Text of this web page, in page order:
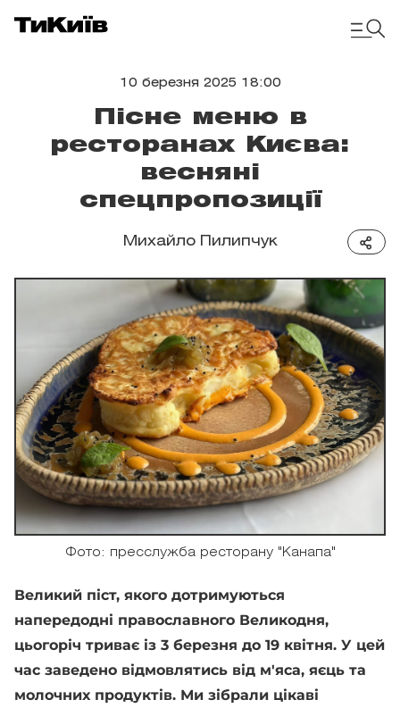
10 березня 2025 18:00
Пісне меню в
ресторанах Києва:
весняні
спецпропозиції
Михайло Пилипчук
Фото: пресслужба ресторану "Канапа"
Великий піст, якого дотримуються
напередодні православного Великодня,
цьогоріч триває із 3 березня до 19 квітня. У цей
час заведено відмовлятись від м'яса, яєць та
молочних продуктів. Ми зібрали цікаві